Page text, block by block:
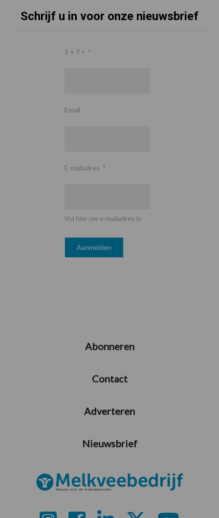
Schrijf u in voor onze nieuwsbrief
1 + 7 = *
Email
E-mailadres *
Vul hier uw e-mailadres in
Abonneren
Contact
Adverteren
Nieuwsbrief